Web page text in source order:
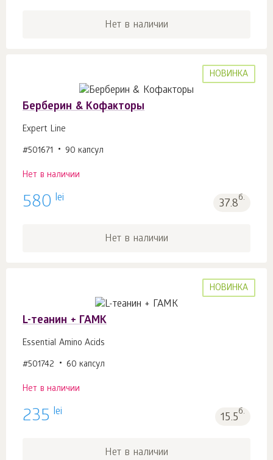
Нет в наличии
НОВИНКА
Берберин & Кофакторы
Expert Line
#501671 90 капсул
Нет в наличии
580 lei 37.8б.
Нет в наличии
НОВИНКА
L-теанин + ГАМК
Essential Amino Acids
#501742 60 капсул
Нет в наличии
235 lei 15.5б.
Нет в наличии